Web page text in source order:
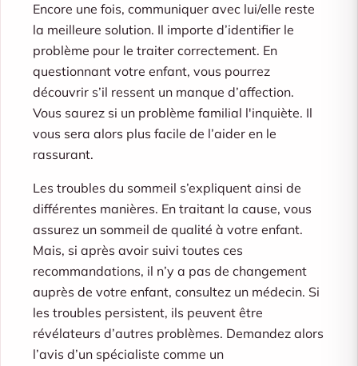
Encore une fois, communiquer avec lui/elle reste
la meilleure solution. Il importe d’identifier le
problème pour le traiter correctement. En
questionnant votre enfant, vous pourrez
découvrir s’il ressent un manque d’affection.
Vous saurez si un problème familial l'inquiète. Il
vous sera alors plus facile de l’aider en le
rassurant.
Les troubles du sommeil s’expliquent ainsi de
différentes manières. En traitant la cause, vous
assurez un sommeil de qualité à votre enfant.
Mais, si après avoir suivi toutes ces
recommandations, il n’y a pas de changement
auprès de votre enfant, consultez un médecin. Si
les troubles persistent, ils peuvent être
révélateurs d’autres problèmes. Demandez alors
l’avis d’un spécialiste comme un